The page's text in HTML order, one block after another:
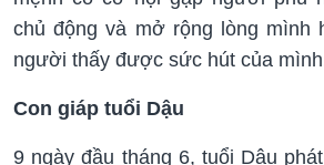
chủ động và mở rộng lòng mình
người thấy được sức hút của
Con giáp tuổi Dậu
9 ngày đầu tháng 6, tuổi Dậu